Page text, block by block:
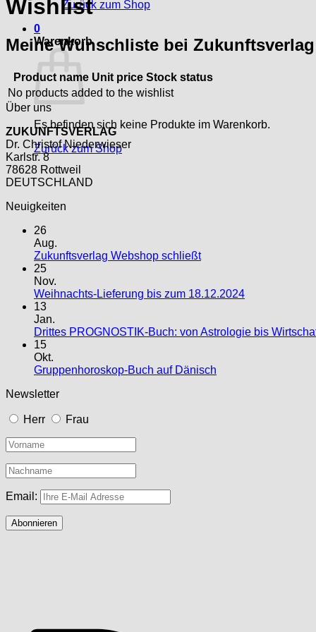
Zurück zum Shop
0
Warenkorb
Es befinden sich keine Produkte im Warenkorb.
Zurück zum Shop
Wishlist
Meine Wunschliste bei Zukunftsverlag
Product name Unit price Stock status
No products added to the wishlist
Über uns
ZUKUNFTSVERLAG
Dr. Christof Niederwieser
Karlstr. 8
78628 Rottweil
DEUTSCHLAND
Neuigkeiten
26
Aug.
Zukunftsverlag Webshop schließt
25
Nov.
Weihnachts-Lieferung bis zum 18.12.2024
13
Jan.
Drittes PROGNOSTIK-Buch: von Astrologie bis
15
Okt.
Gruppenhoroskop-Buch auf Dänisch
Newsletter
Herr Frau
Email: